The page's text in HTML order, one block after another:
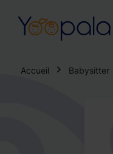
Accueil Babysitter